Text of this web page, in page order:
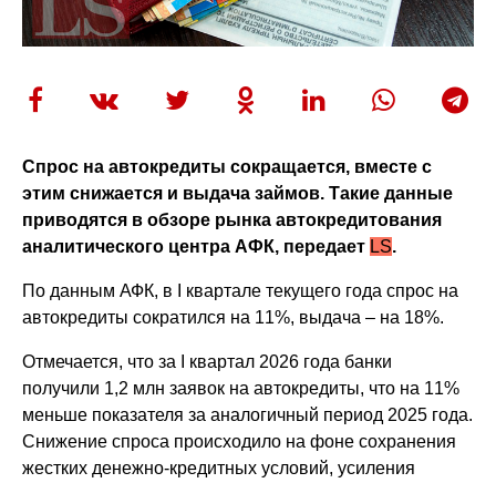
Спрос на автокредиты сокращается, вместе с
этим снижается и выдача займов. Такие данные
приводятся в обзоре рынка автокредитования
аналитического центра АФК, передает LS.
По данным АФК, в I квартале текущего года спрос на
автокредиты сократился на 11%, выдача – на 18%.
Отмечается, что за I квартал 2026 года банки
получили 1,2 млн заявок на автокредиты, что на 11%
меньше показателя за аналогичный период 2025 года.
Снижение спроса происходило на фоне сохранения
жестких денежно-кредитных условий, усиления